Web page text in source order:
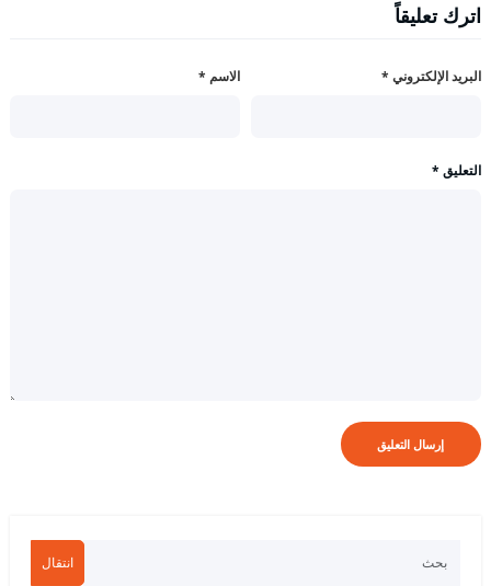
اترك تعليقاً
الاسم * البريد الإلكتروني *
التعليق *
انتقال